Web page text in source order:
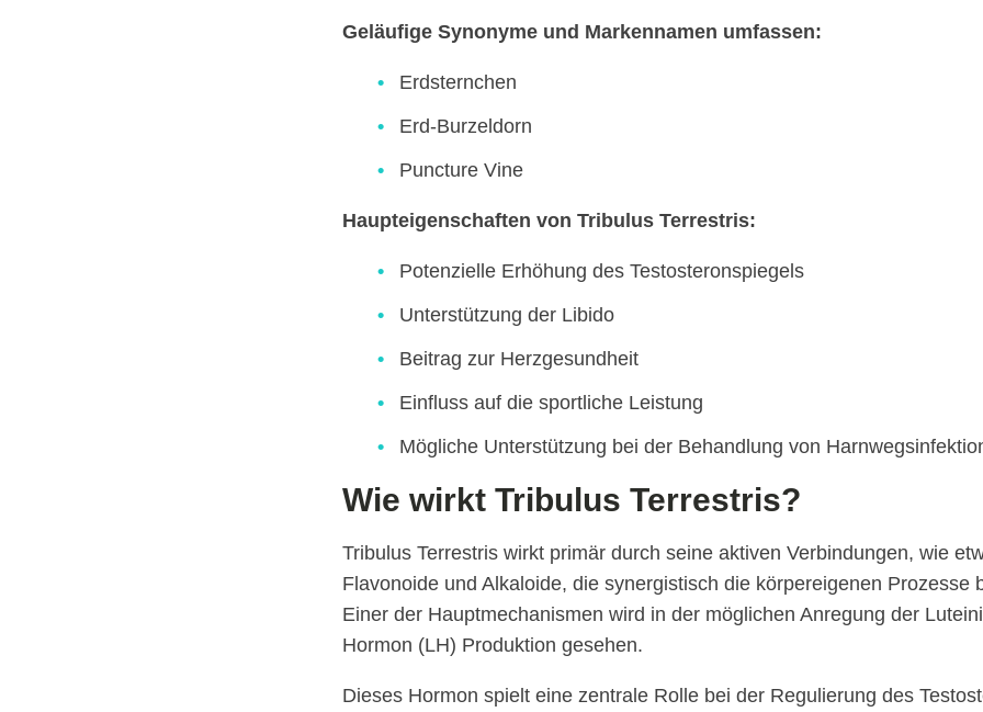
Geläufige Synonyme und Markennamen umfassen:
Erdsternchen
Erd-Burzeldorn
Puncture Vine
Haupteigenschaften von Tribulus Terrestris:
Potenzielle Erhöhung des Testosteronspiegels
Unterstützung der Libido
Beitrag zur Herzgesundheit
Einfluss auf die sportliche Leistung
Mögliche Unterstützung bei der Behandlung von
Wie wirkt Tribulus Terrestris?
Tribulus Terrestris wirkt primär durch seine aktiven Verbindungen, wie
Flavonoide und Alkaloide, die synergistisch die körpereigenen Prozesse
Einer der Hauptmechanismen wird in der möglichen Anregung der
Hormon (LH) Produktion gesehen.
Dieses Hormon spielt eine zentrale Rolle bei der Regulierung des